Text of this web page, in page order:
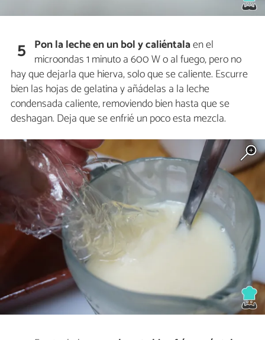
5 Pon la leche en un bol y caliéntalaen el
microondas 1 minuto a 600 W o al fuego, pero no
hay que dejarla que hierva, solo que se caliente. Escurre
bien las hojas de gelatina y añádelas a la leche
condensada caliente, removiendo bien hasta que se
deshagan. Deja que se enfrié un poco esta mezcla.